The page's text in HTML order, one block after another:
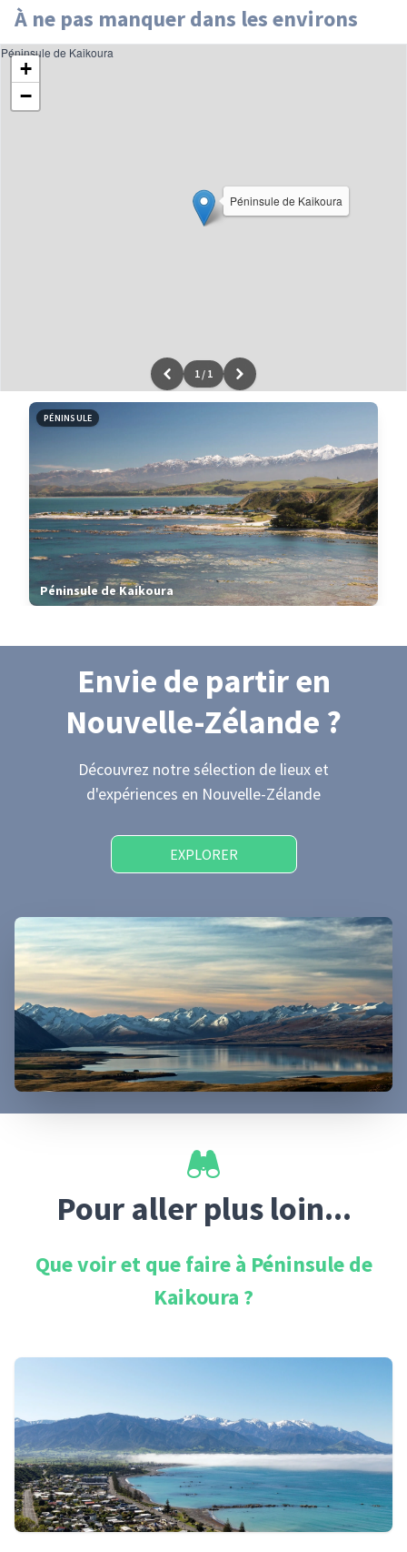
À ne pas manquer dans les environs
Péninsule de Kaikoura
+
−
Leaflet|données ©OpenStreetMap/ODbL - renduOSM France
Péninsule de Kaikoura
1 / 1
PÉNINSULE
Péninsule de Kaikoura
Envie de partiren
Nouvelle-Zélande ?
Découvrez notre sélection de lieux et
d'expériences en Nouvelle-Zélande
EXPLORER
Pour aller plus loin...
Que voir et que faire à Péninsule de
Kaikoura ?